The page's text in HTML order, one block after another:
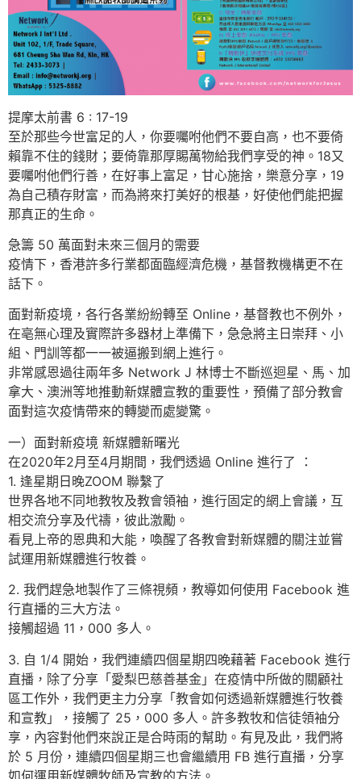
提摩太前書 6 : 17-19
至於那些今世富足的人，你要囑咐他們不要自高，也不要倚
賴靠不住的錢財；要倚靠那厚賜萬物給我們享受的神。18又
要囑咐他們行善，在好事上富足，甘心施捨，樂意分享，19
為自己積存財富，而為將來打美好的根基，好使他們能把握
那真正的生命。
急籌 50 萬面對未來三個月的需要
疫情下，香港許多行業都面臨經濟危機，基督教機構更不在
話下。
面對新疫境，各行各業紛紛轉至 Online，基督教也不例外，
在亳無心理及實際許多器材上準備下，急急將主日崇拜、小
組、門訓等都一一被逼搬到網上進行。
非常感恩過往兩年多 Network J 林博士不斷巡迴星、馬、加
拿大、澳洲等地推動新媒體宣教的重要性，預備了部分教會
面對這次疫情帶來的轉變而處變驚。
一）面對新疫境 新媒體新曙光
在2020年2月至4月期間，我們透過 Online 進行了 ：
1. 逢星期日晚ZOOM 聯繫了
世界各地不同地教牧及教會領袖，進行固定的網上會議，互
相交流分享及代禱，彼此激勵。
看見上帝的恩典和大能，喚醒了各教會對新媒體的關注並嘗
試運用新媒體進行牧養。
2. 我們趕急地製作了三條視頻，教導如何使用 Facebook 進
行直播的三大方法。
接觸超過 11，000 多人。
3. 自 1/4 開始，我們連續四個星期四晚藉著 Facebook 進行
直播，除了分享「愛梨巴慈善基金」在疫情中所做的關顧社
區工作外，我們更主力分享「教會如何透過新媒體進行牧養
和宣教」，接觸了 25，000 多人。許多教牧和信徒領袖分
享，內容對他們來說正是合時雨的幫助。有見及此，我們將
於 5 月份，連續四個星期三也會繼續用 FB 進行直播，分享
如何運用新媒體牧師及宣教的方法。